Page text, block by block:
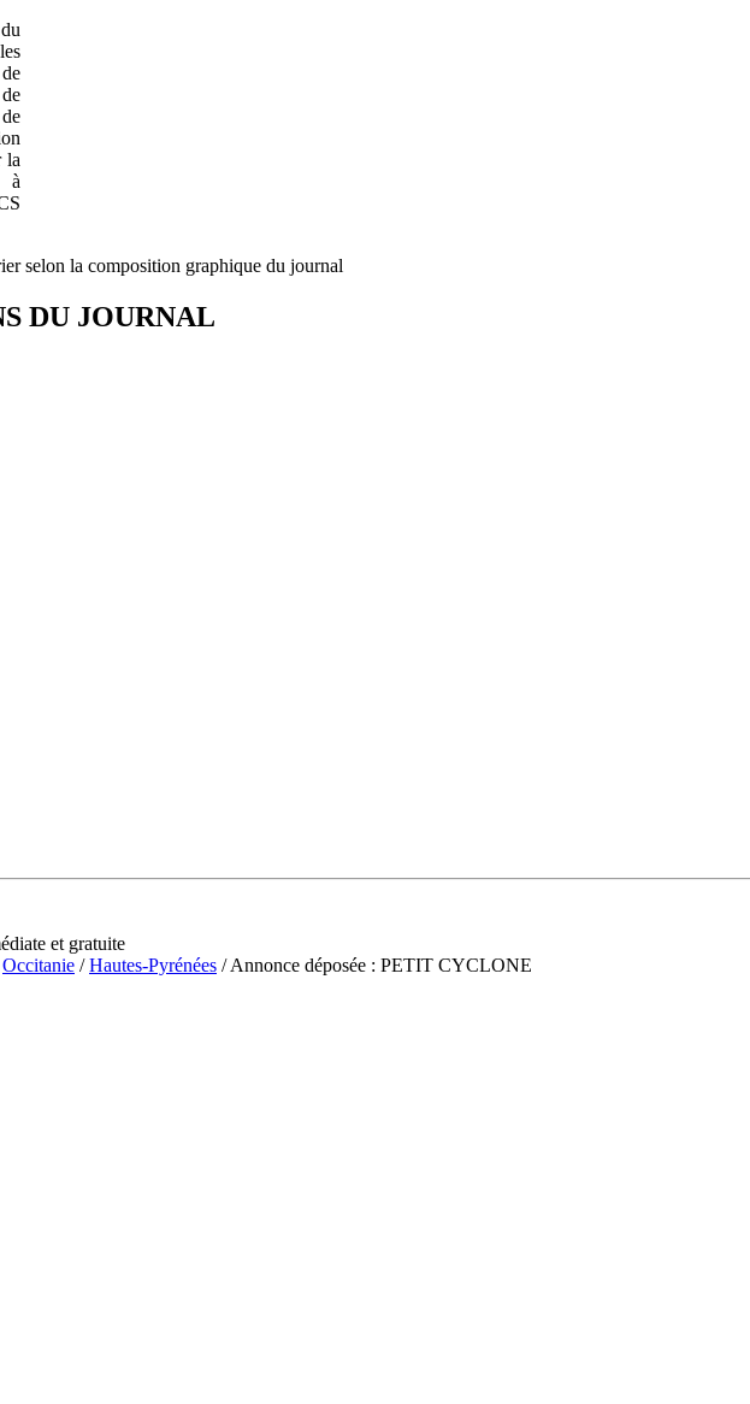
la
à
selon la composition graphique du journal
DU JOURNAL
et gratuite
Occitanie /Hautes-Pyrénées / Annonce déposée : PETIT CYCLONE